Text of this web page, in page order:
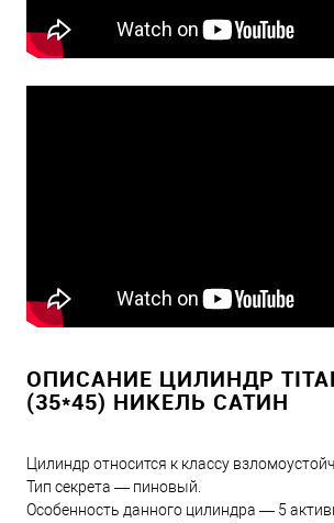
ОПИСАНИЕ ЦИЛИНДР
(35*45) НИКЕЛЬ САТИН
Цилиндр относится к классу
Тип секрета — пиновый.
Особенность данного цилиндра — 5